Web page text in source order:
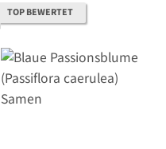
TOP BEWERTET